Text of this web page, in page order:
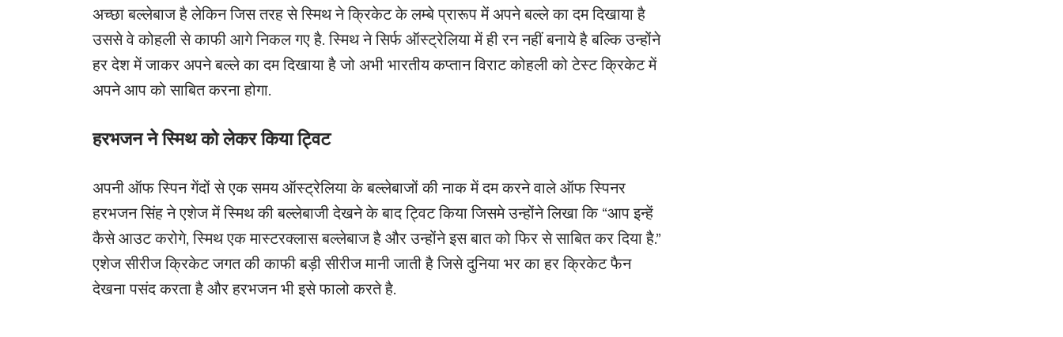
अच्छा बल्लेबाज है लेकिन जिस तरह से स्मिथ ने क्रिकेट के लम्बे प्रारूप में अपने बल्ले का दम दिखाया है
उससे वे कोहली से काफी आगे निकल गए है. स्मिथ ने सिर्फ ऑस्ट्रेलिया में ही रन नहीं बनाये है बल्कि उन्होंने
हर देश में जाकर अपने बल्ले का दम दिखाया है जो अभी भारतीय कप्तान विराट कोहली को टेस्ट क्रिकेट में
अपने आप को साबित करना होगा.
हरभजन ने स्मिथ को लेकर किया ट्विट
अपनी ऑफ स्पिन गेंदों से एक समय ऑस्ट्रेलिया के बल्लेबाजों की नाक में दम करने वाले ऑफ स्पिनर
हरभजन सिंह ने एशेज में स्मिथ की बल्लेबाजी देखने के बाद ट्विट किया जिसमे उन्होंने लिखा कि “आप इन्हें
कैसे आउट करोगे, स्मिथ एक मास्टरक्लास बल्लेबाज है और उन्होंने इस बात को फिर से साबित कर दिया है.”
एशेज सीरीज क्रिकेट जगत की काफी बड़ी सीरीज मानी जाती है जिसे दुनिया भर का हर क्रिकेट फैन
देखना पसंद करता है और हरभजन भी इसे फालो करते है.